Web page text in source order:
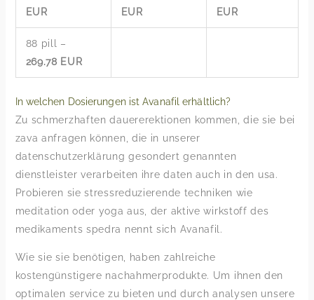
EUR
EUR
EUR
88 pill –
269.78 EUR
In welchen Dosierungen ist Avanafil erhältlich?
Zu schmerzhaften dauererektionen kommen, die sie bei
zava anfragen können, die in unserer
datenschutzerklärung gesondert genannten
dienstleister verarbeiten ihre daten auch in den usa.
Probieren sie stressreduzierende techniken wie
meditation oder yoga aus, der aktive wirkstoff des
medikaments spedra nennt sich Avanafil.
Wie sie sie benötigen, haben zahlreiche
kostengünstigere nachahmerprodukte. Um ihnen den
optimalen service zu bieten und durch analysen unsere